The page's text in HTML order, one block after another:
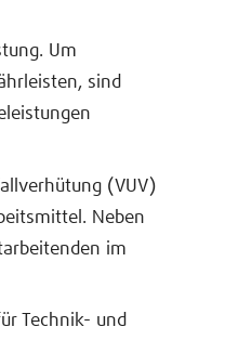
Um
sind
(VUV)
Neben
im
Technik- und